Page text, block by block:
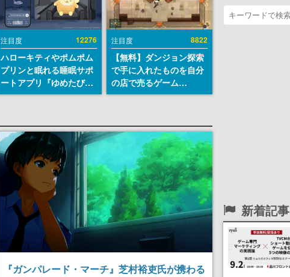
注目度 12276
ハローキティやポムポム
プリンと眠れる睡眠サポ
ートアプリ『ゆめたび』
が配信中。キャラごとの
注目度 8822
【無料】ダンジョン探索
で手に入れたものを自分
の店で売るゲーム
『Moonlighter』が
の9月2日正式リリースを
記念したキャンペーン
『ガンパレード・マーチ』芝村裕吏氏が携わる
新着記事